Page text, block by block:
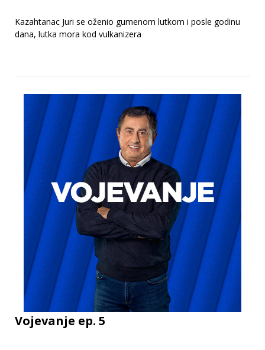
Kazahtanac Juri se oženio gumenom lutkom i posle godinu
dana, lutka mora kod vulkanizera
Vojevanje ep. 5